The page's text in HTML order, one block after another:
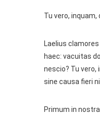
Tu vero,
Laelius
haec: vacuitas
nescio? Tu
sine causa fieri
Primum in